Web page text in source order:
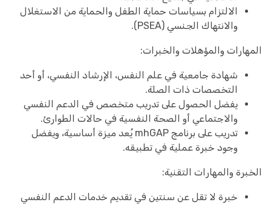
الالتزام بسياسات حماية الطفل والحماية من الاستغلال
والانتهاك الجنسي (PSEA).
المهارات والمؤهلات والخبرات:
شهادة جامعية في علم النفس، الإرشاد النفسي، أو أحد
التخصصات ذات الصلة.
يفضل الحصول على تدريب متخصص في الدعم النفسي
والاجتماعي أو الصحة النفسية في حالات الطوارئ.
تدريب على برنامج mhGAP يُعد ميزة أساسية، ويفضل
وجود خبرة عملية في تطبيقه.
الخبرة والمهارات التقنية:
خبرة لا تقل عن سنتين في تقديم خدمات الدعم النفسي